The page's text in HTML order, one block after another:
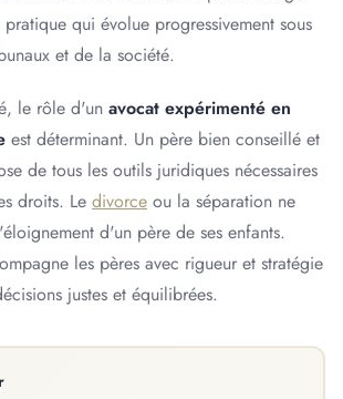
qui évolue progressivement sous
et de la société.
le rôle d'un avocat expérimenté en
est déterminant. Un père bien conseillé et
de tous les outils juridiques nécessaires
droits. Le divorce ou la séparation ne
d'un père de ses enfants.
les pères avec rigueur et stratégie
justes et équilibrées.